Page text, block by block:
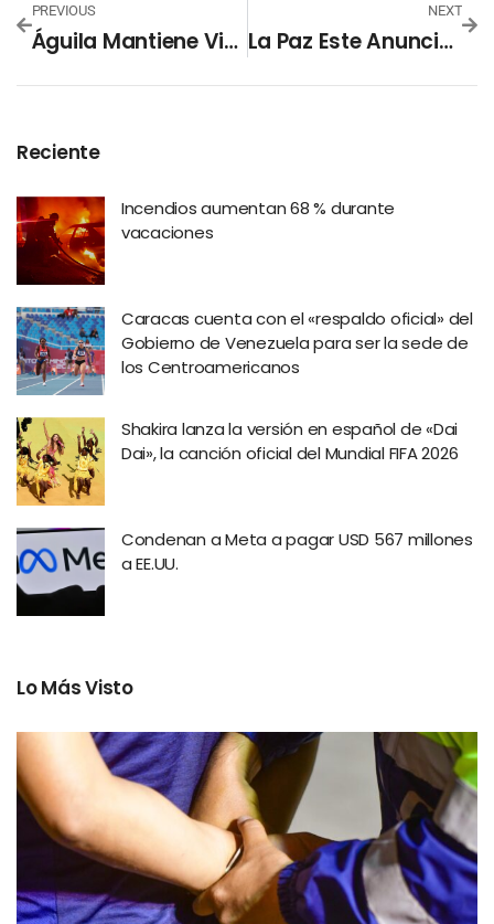
PREVIOUS
Águila Mantiene Vivo El Sueño En La Copa Centroamericana Tras Vencer A Olimpia 2-0
NEXT
La Paz Este Anuncia El Bici Fest 2024
Reciente
Incendios aumentan 68 % durante
vacaciones
Caracas cuenta con el «respaldo oficial» del
Gobierno de Venezuela para ser la sede de
los Centroamericanos
Shakira lanza la versión en español de «Dai
Dai», la canción oficial del Mundial FIFA 2026
Condenan a Meta a pagar USD 567 millones
a EE.UU.
Lo Más Visto